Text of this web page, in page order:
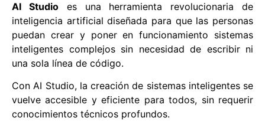
AI Studioes una herramienta revolucionaria de
inteligencia artificial diseñada para que las personas
puedan crear y poner en funcionamiento sistemas
inteligentes complejos sin necesidad de escribir ni
una sola línea de código.
Con AI Studio, la creación de sistemas inteligentes se
vuelve accesible y eficiente para todos, sin requerir
conocimientos técnicos profundos.